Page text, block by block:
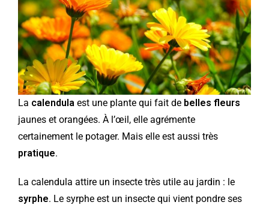
La calendulaest une plante qui fait de belles fleurs
jaunes et orangées. À l’œil, elle agrémente
certainement le potager. Mais elle est aussi très
pratique.
La calendula attire un insecte très utile au jardin : le
syrphe. Le syrphe est un insecte qui vient pondre ses